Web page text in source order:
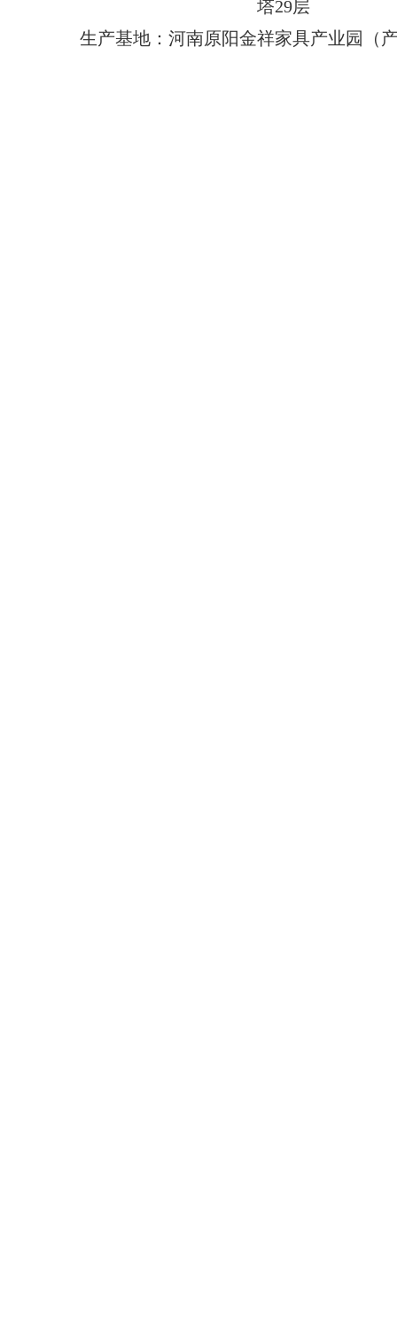
塔29层
生产基地：河南原阳金祥家具产业园（